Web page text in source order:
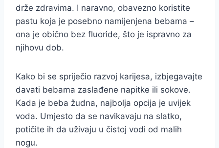
drže zdravima. I naravno, obavezno koristite
pastu koja je posebno namijenjena bebama –
ona je obično bez fluoride, što je ispravno za
njihovu dob.
Kako bi se spriječio razvoj karijesa, izbjegavajte
davati bebama zaslađene napitke ili sokove.
Kada je beba žudna, najbolja opcija je uvijek
voda. Umjesto da se navikavaju na slatko,
potičite ih da uživaju u čistoj vodi od malih
nogu.